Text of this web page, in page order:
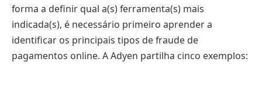
forma a definir qual a(s) ferramenta(s) mais
indicada(s), é necessário primeiro aprender a
identificar os principais tipos de fraude de
pagamentos online. A Adyen partilha cinco exemplos: